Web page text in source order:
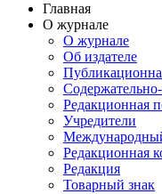
Главная
О журнале
О журнале
Об издателе
Редакционная
Учредители
Редакционная
Редакция
Товарный знак